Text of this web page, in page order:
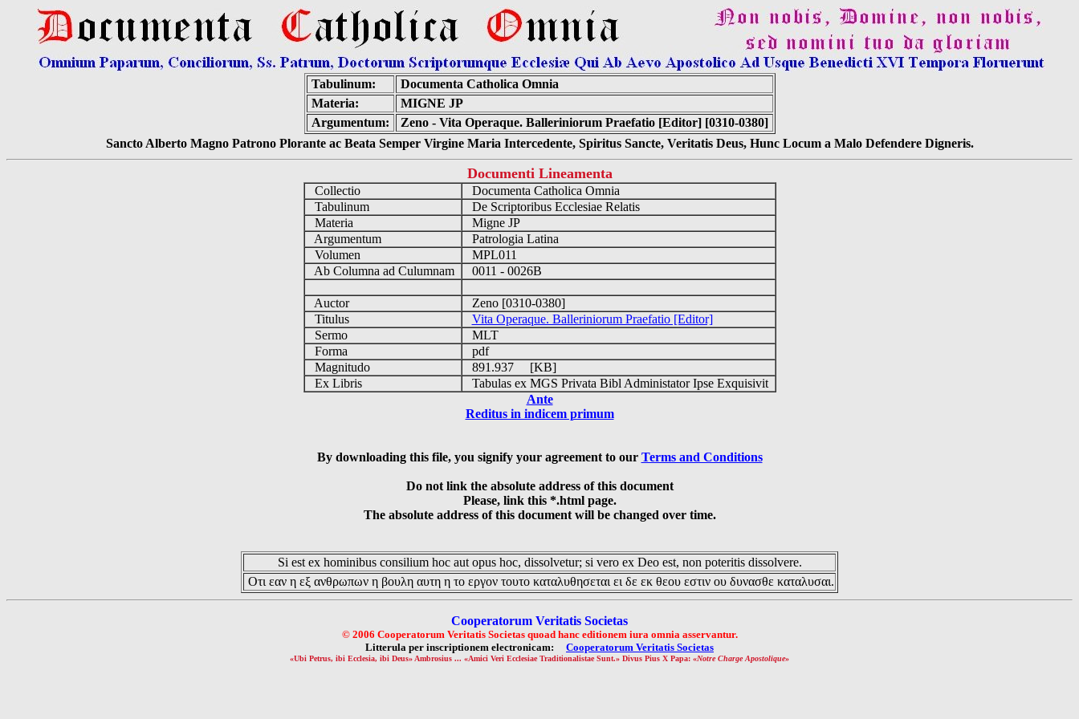
Tabulinum:
Documenta Catholica Omnia
Materia:
MIGNE JP
Argumentum:
Zeno - Vita Operaque. Balleriniorum Praefatio [Editor] [0310-0380]
Sancto Alberto Magno Patrono Plorante ac Beata Semper Virgine Maria Intercedente, Spiritus Sancte, Veritatis Deus, Hunc Locum a Malo Defendere Digneris.
Documenti Lineamenta
Collectio
Documenta Catholica Omnia
Tabulinum
De Scriptoribus Ecclesiae Relatis
Materia
Migne JP
Argumentum
Patrologia Latina
Volumen
MPL011
Ab Columna ad Culumnam
0011 - 0026B
Auctor
Zeno [0310-0380]
Titulus
Vita Operaque. Balleriniorum Praefatio [Editor]
Sermo
MLT
Forma
pdf
Magnitudo
891.937 [KB]
Ex Libris
Tabulas ex MGS Privata Bibl Administator Ipse Exquisivit
Ante
Reditus in indicem primum
By downloading this file, you signify your agreement to our Terms and Conditions
Do not link the absolute address of this document
Please, link this *.html page.
The absolute address of this document will be changed over time.
Si est ex hominibus consilium hoc aut opus hoc, dissolvetur; si vero ex Deo est, non poteritis dissolvere.
Οτι εαν η εξ ανθρωπων η βουλη αυτη η το εργον τουτο καταλυθησεται ει δε εκ θεου εστιν ου δυνασθε καταλυσαι.
Cooperatorum Veritatis Societas
© 2006 Cooperatorum Veritatis Societas quoad hanc editionem iura omnia asservantur.
Litterula per inscriptionem electronicam: Cooperatorum Veritatis Societas
«Ubi Petrus, ibi Ecclesia, ibi Deus» Ambrosius ... «Amici Veri Ecclesiae Traditionalistae Sunt.» Divus Pius X Papa: «Notre Charge Apostolique»